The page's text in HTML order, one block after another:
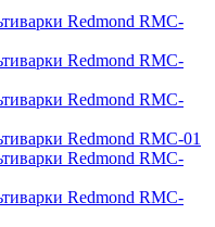
Redmond RMC-
Redmond RMC-
Redmond RMC-
Redmond RMC-01
Redmond RMC-
Redmond RMC-